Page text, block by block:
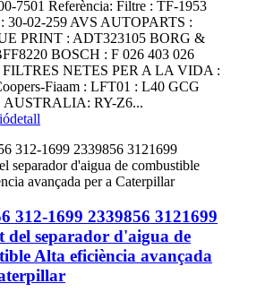
7501 Referència: Filtre : TF-1953
30-02-259 AVS AUTOPARTS :
PRINT : ADT323105 BORG &
BOSCH : F 026 403 026
NETES PER A LA VIDA :
Fiaam : LFT01 : L40 GCG
AUSTRALIA: RY-Z6...
detall
312-1699 2339856 3121699
del separador d'aigua de
Alta eficiència avançada